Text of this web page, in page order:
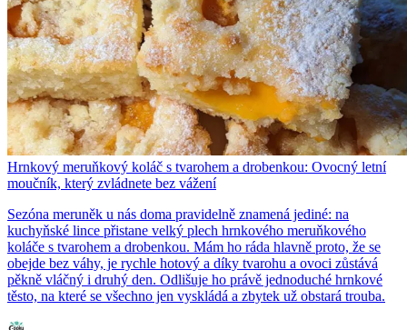
Hrnkový meruňkový koláč s tvarohem a drobenkou: Ovocný letní
moučník, který zvládnete bez vážení
Sezóna meruněk u nás doma pravidelně znamená jediné: na
kuchyňské lince přistane velký plech hrnkového meruňkového
koláče s tvarohem a drobenkou. Mám ho ráda hlavně proto, že se
obejde bez váhy, je rychle hotový a díky tvarohu a ovoci zůstává
pěkně vláčný i druhý den. Odlišuje ho právě jednoduché hrnkové
těsto, na které se všechno jen vyskládá a zbytek už obstará trouba.